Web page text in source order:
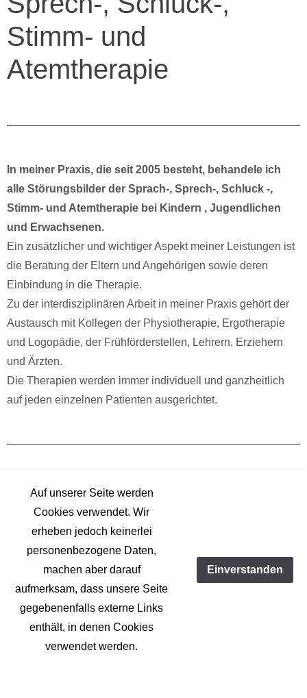
Stimm- und
Atemtherapie
In meiner Praxis, die seit 2005 besteht, behandele ich
alle Störungsbilder der Sprach-, Sprech-, Schluck -,
Stimm- und Atemtherapie bei Kindern , Jugendlichen
und Erwachsenen.
Ein zusätzlicher und wichtiger Aspekt meiner Leistungen ist
die Beratung der Eltern und Angehörigen sowie deren
Einbindung in die Therapie.
Zu der interdisziplinären Arbeit in meiner Praxis gehört der
Austausch mit Kollegen der Physiotherapie, Ergotherapie
und Logopädie, der Frühförderstellen, Lehrern, Erziehern
und Ärzten.
Die Therapien werden immer individuell und ganzheitlich
auf jeden einzelnen Patienten ausgerichtet.
Cornelia Schott
staatl. geprüfte Atem-, Sprech- und Stimmlehrerin (alle
Kassen)
E-Mail: schott@therapie-lehrte.de
Auf unserer Seite werden
Cookies verwendet. Wir
erheben jedoch keinerlei
personenbezogene Daten,
machen aber darauf
aufmerksam, dass unsere Seite
gegebenenfalls externe Links
enthält, in denen Cookies
verwendet werden.
Einverstanden